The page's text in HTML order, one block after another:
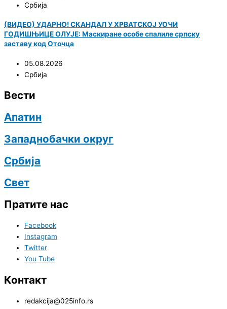
Србија
(ВИДЕО) УДАРНО! СКАНДАЛ У ХРВАТСКОЈ УОЧИ
ГОДИШЊИЦЕ ОЛУЈЕ: Маскиране особе спалиле српску
заставу код Оточца
05.08.2026
Србија
Вести
Апатин
Западнобачки округ
Србија
Свет
Пратите нас
Facebook
Instagram
Twitter
You Tube
Контакт
redakcija@025info.rs